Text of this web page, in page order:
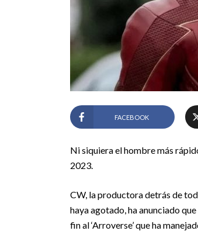
FACEBOOK
Ni siquiera el hombre más
2023.
CW, la productora detrás de
haya agotado, ha anunciado
fin al ‘Arroverse’ que ha